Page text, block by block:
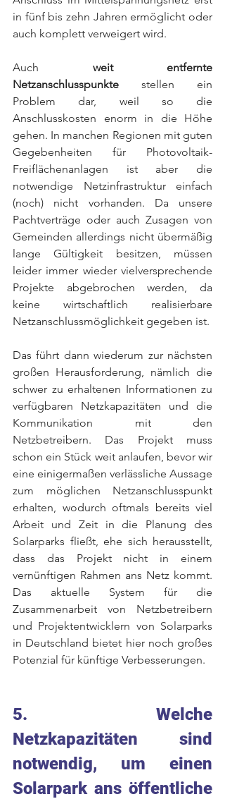
in fünf bis zehn Jahren ermöglicht oder
auch komplett verweigert wird.
Auch weit entfernte
Netzanschlusspunkte stellen ein
Problem dar, weil so die
Anschlusskosten enorm in die Höhe
gehen. In manchen Regionen mit guten
Gegebenheiten für Photovoltaik-
Freiflächenanlagen ist aber die
notwendige Netzinfrastruktur einfach
(noch) nicht vorhanden. Da unsere
Pachtverträge oder auch Zusagen von
Gemeinden allerdings nicht übermäßig
lange Gültigkeit besitzen, müssen
leider immer wieder vielversprechende
Projekte abgebrochen werden, da
keine wirtschaftlich realisierbare
Netzanschlussmöglichkeit gegeben ist.
Das führt dann wiederum zur nächsten
großen Herausforderung, nämlich die
schwer zu erhaltenen Informationen zu
verfügbaren Netzkapazitäten und die
Kommunikation mit den
Netzbetreibern. Das Projekt muss
schon ein Stück weit anlaufen, bevor wir
eine einigermaßen verlässliche Aussage
zum möglichen Netzanschlusspunkt
erhalten, wodurch oftmals bereits viel
Arbeit und Zeit in die Planung des
Solarparks fließt, ehe sich herausstellt,
dass das Projekt nicht in einem
vernünftigen Rahmen ans Netz kommt.
Das aktuelle System für die
Zusammenarbeit von Netzbetreibern
und Projektentwicklern von Solarparks
in Deutschland bietet hier noch großes
Potenzial für künftige Verbesserungen.
5. Welche
Netzkapazitäten sind
notwendig, um einen
Solarpark ans öffentliche